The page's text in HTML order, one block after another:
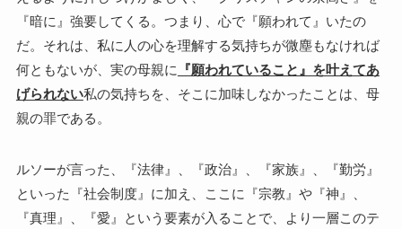
『暗に』強要してくる。つまり、心で『願われて』いたの
だ。それは、私に人の心を理解する気持ちが微塵もなければ
何ともないが、実の母親に
『願われていること』を叶えてあ
げられない私の気持ちを、そこに加味しなかったことは、母
親の罪である。
ルソーが言った、『法律』、『政治』、『家族』、『勤労』
といった『社会制度』に加え、ここに『宗教』や『神』、
『真理』、『愛』という要素が入ることで、より一層このテ